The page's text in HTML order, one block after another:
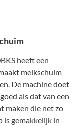
heeft een
melkschuim
De machine doet
als dat van een
maken die net zo
is gemakkelijk in